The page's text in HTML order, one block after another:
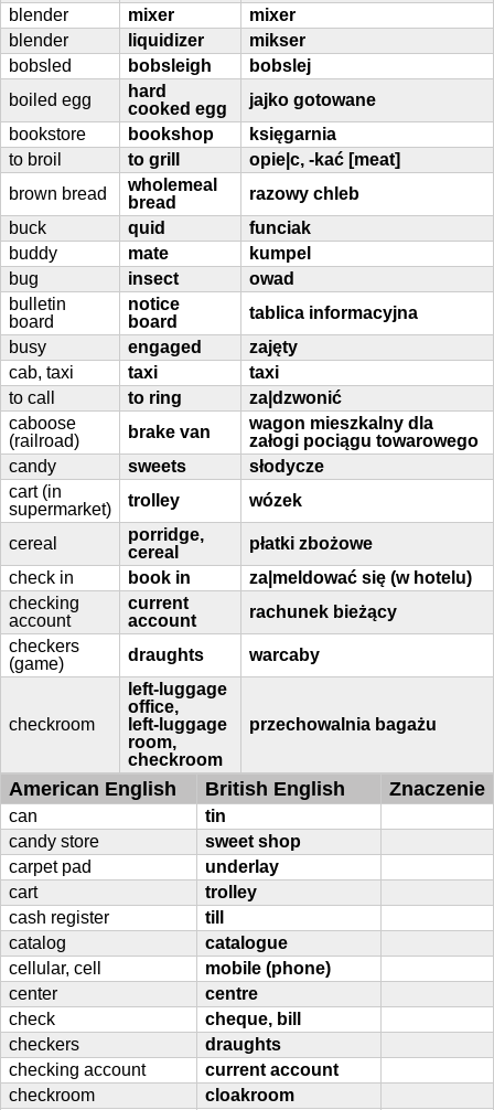
blender
mixer
mixer
blender
liquidizer
mikser
bobsled
bobsleigh
bobslej
boiled egg
hard
cooked egg
jajko gotowane
bookstore
bookshop
księgarnia
to broil
to grill
opie|c, -kać [meat]
brown bread
wholemeal
bread
razowy chleb
buck
quid
funciak
buddy
mate
kumpel
bug
insect
owad
bulletin
board
notice
board
tablica informacyjna
busy
engaged
zajęty
cab, taxi
taxi
taxi
to call
to ring
za|dzwonić
caboose
(railroad)
brake van
wagon mieszkalny dla
załogi pociągu towarowego
candy
sweets
słodycze
cart (in
supermarket)
trolley wózek
cereal
porridge,
cereal
płatki zbożowe
check in
book in
za|meldować się (w hotelu)
checking
account
current
account
rachunek bieżący
checkers
(game)
draughts warcaby
checkroom
left-luggage
office,
left-luggage
room,
checkroom
przechowalnia bagażu
American English British English Znaczenie
can
tin
candy store
sweet shop
carpet pad
underlay
cart
trolley
cash register
till
catalog
catalogue
cellular, cell
mobile (phone)
center
centre
check
cheque, bill
checkers
draughts
checking account
current account
checkroom
cloakroom